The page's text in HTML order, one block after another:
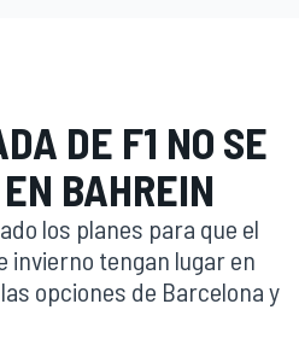
DE F1 NO SE
BAHREIN
los planes para que el
invierno tengan lugar en
opciones de Barcelona y